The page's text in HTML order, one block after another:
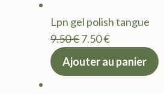
9.50 €.7.50 €.
Lpn gel polish tangue
9.50€Le
prix
7.50€Le
actuel
Ajouter au panier